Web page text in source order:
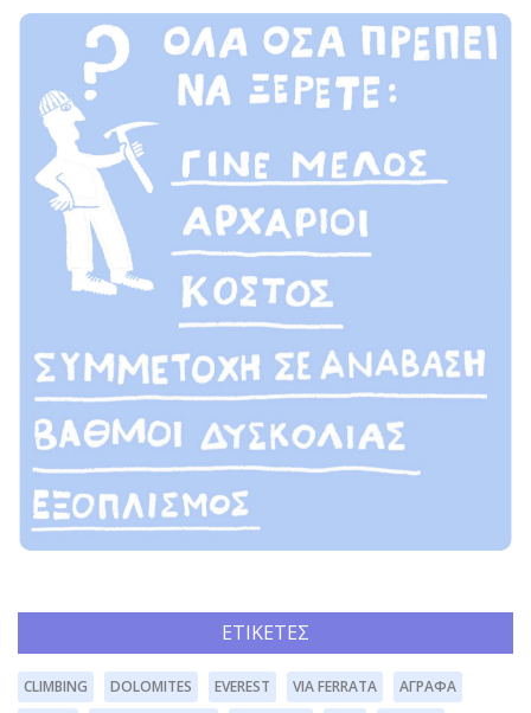
ΕΤΙΚΈΤΕΣ
CLIMBING DOLOMITES EVEREST VIA FERRATA
ΆΓΡΑΦΑ